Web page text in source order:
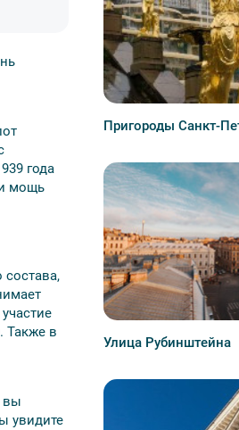
года
мощь
Также в
вы
увидите
Пригороды Санкт-
Улица Рубинштейна